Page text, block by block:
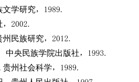
学研究，1989.
2002.
族研究，2012.
央民族学院出版社，1993.
社会科学，1989.